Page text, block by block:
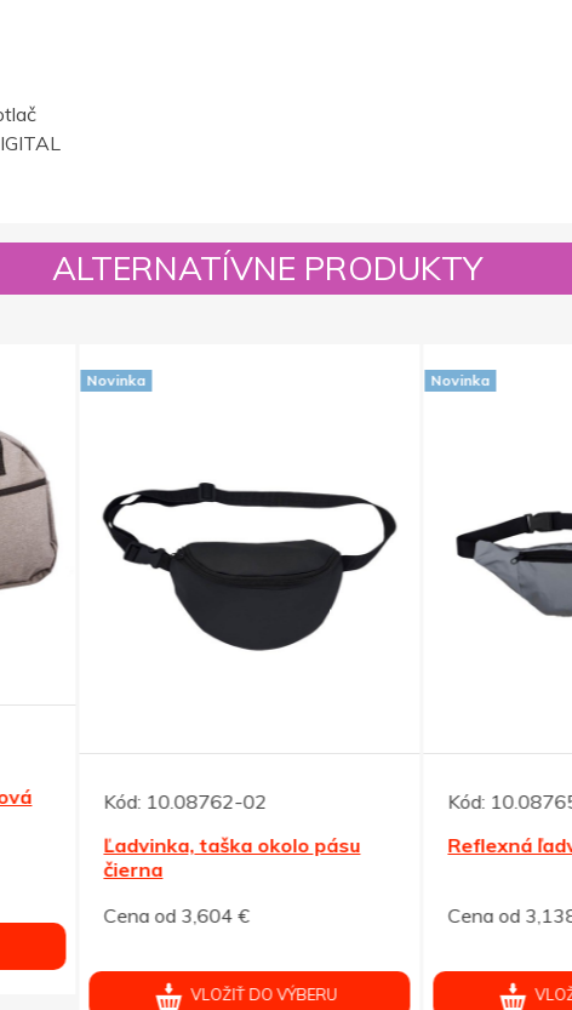
ALTERNATÍVNE PRODUKTY
02
taška okolo pásu
VLOŽIŤ DO VÝBERU
10.08765-01
Reflexná ľadvinka, strieborná
VLOŽIŤ DO VÝBERU